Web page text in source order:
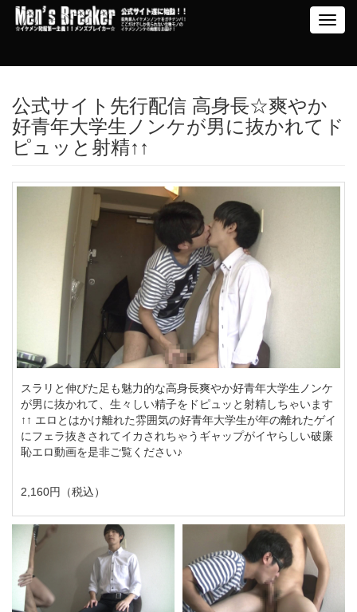
公式サイト先行配信 高身長☆爽やか
好青年大学生ノンケが男に抜かれてド
ピュッと射精↑↑
スラリと伸びた足も魅力的な高身長爽やか好青年大学生ノンケ
が男に抜かれて、生々しい精子をドピュッと射精しちゃいます
↑↑ エロとはかけ離れた雰囲気の好青年大学生が年の離れたゲイ
にフェラ抜きされてイカされちゃうギャップがイヤらしい破廉
恥エロ動画を是非ご覧ください♪
2,160円（税込）